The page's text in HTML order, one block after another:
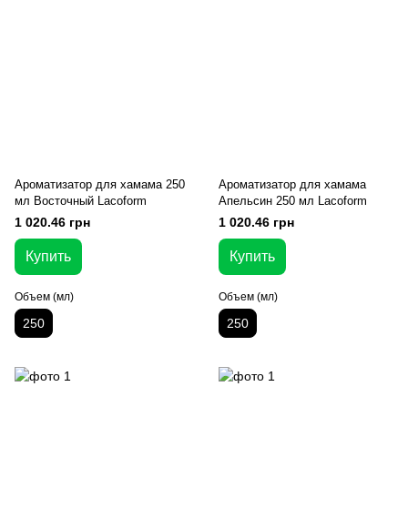
Ароматизатор для хамама 250
мл Восточный Lacoform
1 020.46 грн
Купить
Объем (мл)
250
Ароматизатор для хамама
Апельсин 250 мл Lacoform
1 020.46 грн
Купить
Объем (мл)
250